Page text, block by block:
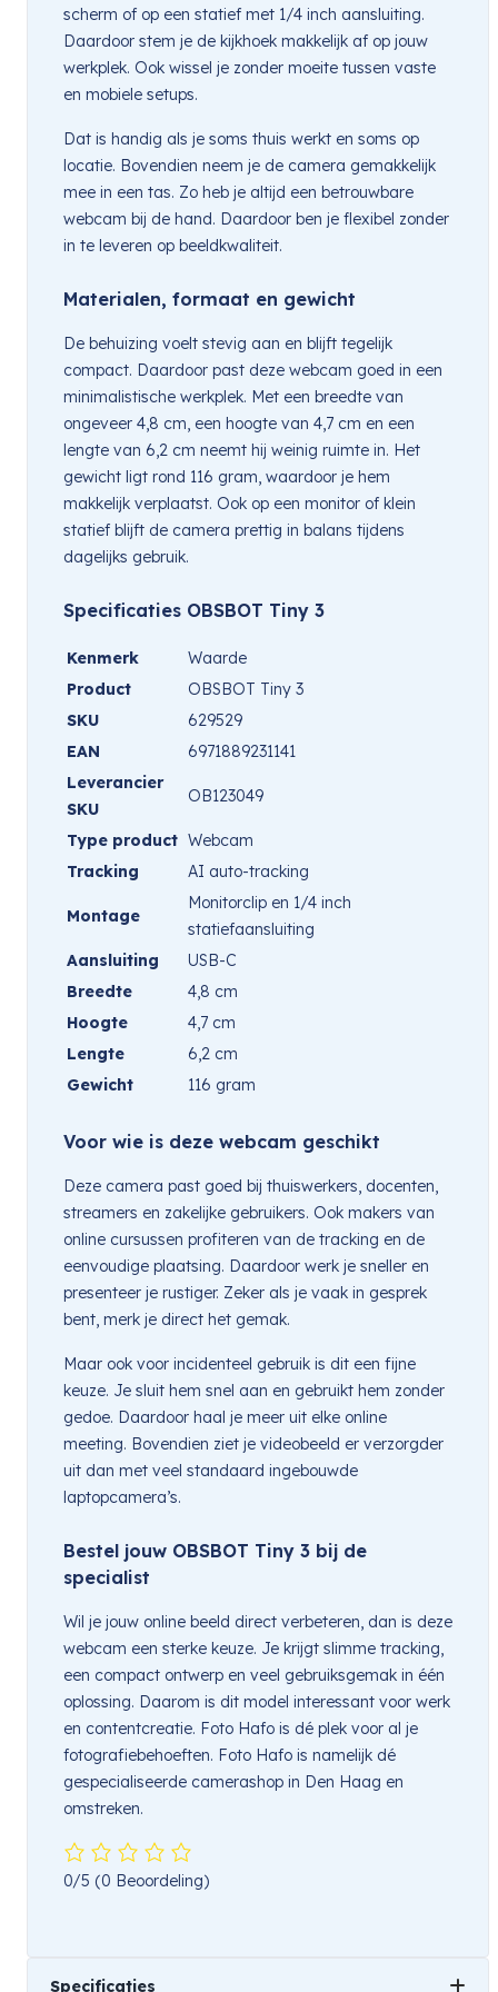
scherm of op een statief met 1/4 inch aansluiting.
Daardoor stem je de kijkhoek makkelijk af op jouw
werkplek. Ook wissel je zonder moeite tussen vaste
en mobiele setups.
Dat is handig als je soms thuis werkt en soms op
locatie. Bovendien neem je de camera gemakkelijk
mee in een tas. Zo heb je altijd een betrouwbare
webcam bij de hand. Daardoor ben je flexibel zonder
in te leveren op beeldkwaliteit.
Materialen, formaat en gewicht
De behuizing voelt stevig aan en blijft tegelijk
compact. Daardoor past deze webcam goed in een
minimalistische werkplek. Met een breedte van
ongeveer 4,8 cm, een hoogte van 4,7 cm en een
lengte van 6,2 cm neemt hij weinig ruimte in. Het
gewicht ligt rond 116 gram, waardoor je hem
makkelijk verplaatst. Ook op een monitor of klein
statief blijft de camera prettig in balans tijdens
dagelijks gebruik.
Specificaties OBSBOT Tiny 3
Kenmerk
Waarde
Product
OBSBOT Tiny 3
SKU
629529
EAN
6971889231141
Leverancier
SKU
OB123049
Type product Webcam
Tracking
AI auto-tracking
Montage
Monitorclip en 1/4 inch
statiefaansluiting
Aansluiting
USB-C
Breedte
4,8 cm
Hoogte
4,7 cm
Lengte
6,2 cm
Gewicht
116 gram
Voor wie is deze webcam geschikt
Deze camera past goed bij thuiswerkers, docenten,
streamers en zakelijke gebruikers. Ook makers van
online cursussen profiteren van de tracking en de
eenvoudige plaatsing. Daardoor werk je sneller en
presenteer je rustiger. Zeker als je vaak in gesprek
bent, merk je direct het gemak.
Maar ook voor incidenteel gebruik is dit een fijne
keuze. Je sluit hem snel aan en gebruikt hem zonder
gedoe. Daardoor haal je meer uit elke online
meeting. Bovendien ziet je videobeeld er verzorgder
uit dan met veel standaard ingebouwde
laptopcamera’s.
Bestel jouw OBSBOT Tiny 3 bij de
specialist
Wil je jouw online beeld direct verbeteren, dan is deze
webcam een sterke keuze. Je krijgt slimme tracking,
een compact ontwerp en veel gebruiksgemak in één
oplossing. Daarom is dit model interessant voor werk
en contentcreatie. Foto Hafo is dé plek voor al je
fotografiebehoeften. Foto Hafo is namelijk dé
gespecialiseerde camerashop in Den Haag en
omstreken.
0/5 (0 Beoordeling)
Specificaties